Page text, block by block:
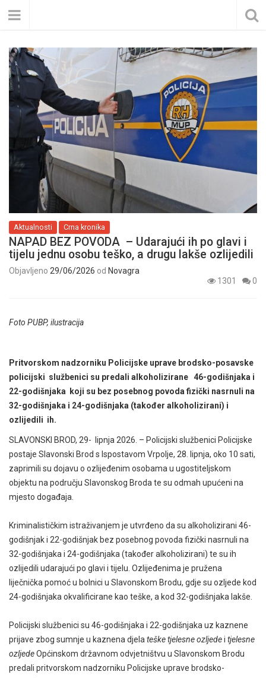
Aktualnosti Crna kronika
NAPAD BEZ POVODA – Udarajući ih po glavi i
tijelu jednu osobu teško, a drugu lakše ozlijedili
Objavljeno 29/06/2026 od Novagra
1301
0
Foto PUBP, ilustracija
Pritvorskom nadzorniku Policijske uprave brodsko-posavske
policijski službenici su predali alkoholizirane 46-godišnjaka i
22-godišnjaka koji su bez posebnog povoda fizički nasrnuli na
32-godišnjaka i 24-godišnjaka (također alkoholizirani) i
ozlijedili ih.
SLAVONSKI BROD, 29- lipnja 2026. – Policijski službenici Policijske
postaje Slavonski Brod s Ispostavom Vrpolje, 28. lipnja, oko 10 sati,
zaprimili su dojavu o ozlijeđenim osobama u ugostiteljskom
objektu na području Slavonskog Broda te su odmah upućeni na
mjesto događaja.
Kriminalističkim istraživanjem je utvrđeno da su alkoholizirani 46-
godišnjak i 22-godišnjak bez posebnog povoda fizički nasrnuli na
32-godišnjaka i 24-godišnjaka (također alkoholizirani) te su ih
ozlijedili udarajući po glavi i tijelu. Ozlijeđenima je pružena
liječnička pomoć u bolnici u Slavonskom Brodu, gdje su ozljede kod
24-godišnjaka okvalificirane kao teške, a kod 32-godišnjaka lakše.
Policijski službenici su 46-godišnjaka i 22-godišnjaka uz kaznene
prijave zbog sumnje u kaznena djela teške tjelesne ozljedei tjelesne
ozljedeOpćinskom državnom odvjetništvu u Slavonskom Brodu
predali pritvorskom nadzorniku Policijske uprave brodsko-